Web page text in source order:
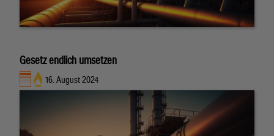
Gesetz endlich umsetzen
16. August 2024